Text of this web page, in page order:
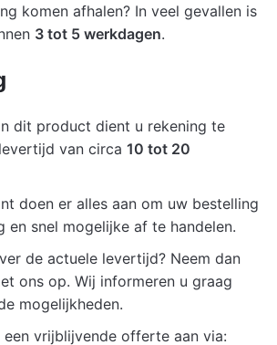
komen afhalen? In veel gevallen is
3 tot 5 werkdagen.
dit product dient u rekening te
van circa 10 tot 20
doen er alles aan om uw bestelling
en snel mogelijke af te handelen.
de actuele levertijd? Neem dan
ons op. Wij informeren u graag
mogelijkheden.
vrijblijvende offerte aan via: